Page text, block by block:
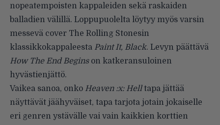
nopeatempoisten kappaleiden sekä raskaiden
balladien välillä. Loppupuolelta löytyy myös varsin
messevä cover The Rolling Stonesin
klassikkokappaleesta Paint It, Black. Levyn päättävä
How The End Begins on katkeransuloinen
hyvästienjättö.
Vaikea sanoa, onko Heaven :x: Helltapa jättää
näyttävät jäähyväiset, tapa tarjota jotain jokaiselle
eri genren ystävälle vai vain kaikkien korttien